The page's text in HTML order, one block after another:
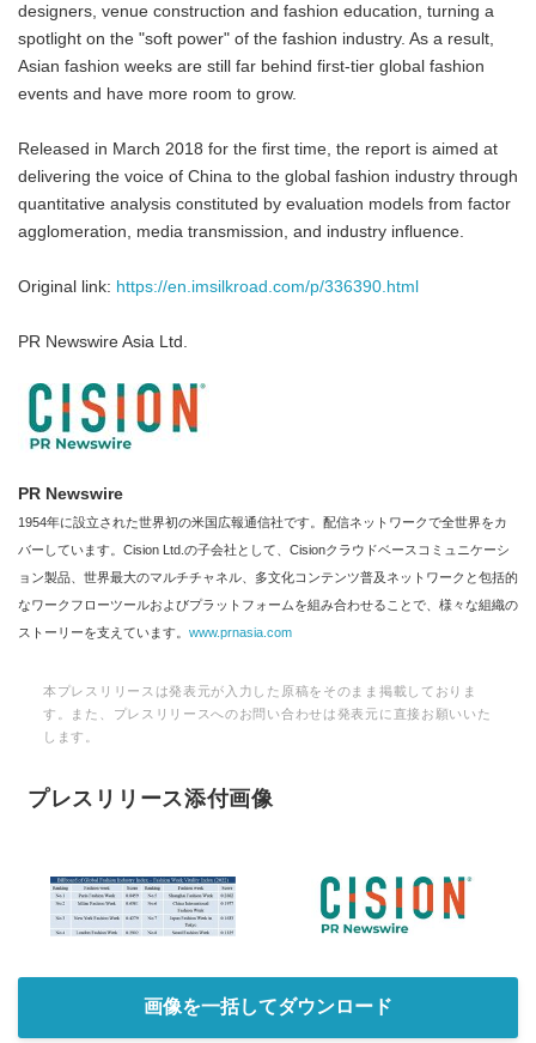
designers, venue construction and fashion education, turning a
spotlight on the "soft power" of the fashion industry. As a result,
Asian fashion weeks are still far behind first-tier global fashion
events and have more room to grow.
Released in March 2018 for the first time, the report is aimed at
delivering the voice of China to the global fashion industry through
quantitative analysis constituted by evaluation models from factor
agglomeration, media transmission, and industry influence.
Original link: https://en.imsilkroad.com/p/336390.html
PR Newswire Asia Ltd.
PR Newswire
1954年に設立された世界初の米国広報通信社です。配信ネットワークで全世界をカ
バーしています。Cision Ltd.の子会社として、Cisionクラウドベースコミュニケーシ
ョン製品、世界最大のマルチチャネル、多文化コンテンツ普及ネットワークと包括的
なワークフローツールおよびプラットフォームを組み合わせることで、様々な組織の
ストーリーを支えています。 www.prnasia.com
本プレスリリースは発表元が入力した原稿をそのまま掲載しておりま
す。また、プレスリリースへのお問い合わせは発表元に直接お願いいた
します。
プレスリリース添付画像
画像を一括してダウンロード